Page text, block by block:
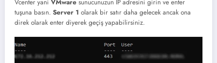
Vcenter yani VMware sunucunuzun IP adresini girin ve enter
tuşuna basın. Server 1 olarak bir satır daha gelecek ancak ona
direk olarak enter diyerek geçiş yapabilirsiniz.